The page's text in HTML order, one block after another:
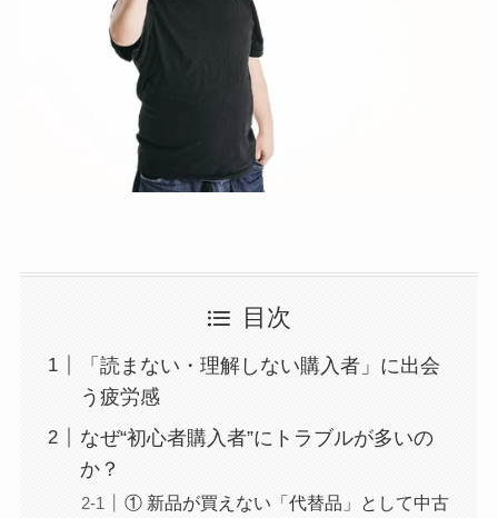
目次
「読まない・理解しない購入者」に出会
う疲労感
なぜ“初心者購入者”にトラブルが多いの
か？
① 新品が買えない「代替品」として中古